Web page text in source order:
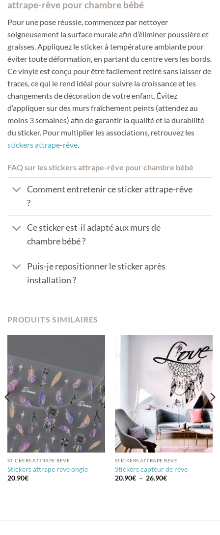
attrape-rêve pour chambre bébé
Pour une pose réussie, commencez par nettoyer
soigneusement la surface murale afin d’éliminer poussière et
graisses. Appliquez le sticker à température ambiante pour
éviter toute déformation, en partant du centre vers les bords.
Ce vinyle est conçu pour être facilement retiré sans laisser de
traces, ce qui le rend idéal pour suivre la croissance et les
changements de décoration de votre enfant. Évitez
d’appliquer sur des murs fraîchement peints (attendez au
moins 3 semaines) afin de garantir la qualité et la durabilité
du sticker. Pour multiplier les associations, retrouvez les
stickers attrape-rêve
FAQ sur les stickers attrape-rêve pour chambre bébé
Comment entretenir ce sticker attrape-rêve
?
Ce sticker est-il adapté aux murs de
chambre bébé ?
Puis-je repositionner le sticker après
installation ?
PRODUITS SIMILAIRES
STICKERS ATTRAPE REVE
Stickers attrape reve ongle
20.90€
STICKERS ATTRAPE REVE
Stickers capteur de reve
20.90€ – 26.90€Plage